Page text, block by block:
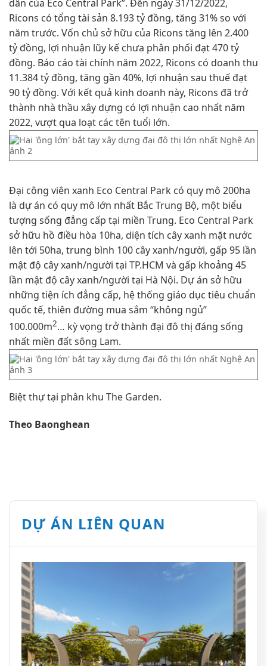
dân của Eco Central Park”. Đến ngày 31/12/2022,
Ricons có tổng tài sản 8.193 tỷ đồng, tăng 31% so với
năm trước. Vốn chủ sở hữu của Ricons tăng lên 2.400
tỷ đồng, lợi nhuận lũy kế chưa phân phối đạt 470 tỷ
đồng. Báo cáo tài chính năm 2022, Ricons có doanh thu
11.384 tỷ đồng, tăng gần 40%, lợi nhuận sau thuế đạt
90 tỷ đồng. Với kết quả kinh doanh này, Ricons đã trở
thành nhà thầu xây dựng có lợi nhuận cao nhất năm
2022, vượt qua loạt các tên tuổi lớn.
Đại công viên xanh Eco Central Park có quy mô 200ha
là dự án có quy mô lớn nhất Bắc Trung Bộ, một biểu
tượng sống đẳng cấp tại miền Trung. Eco Central Park
sở hữu hồ điều hòa 10ha, diện tích cây xanh mặt nước
lên tới 50ha, trung bình 100 cây xanh/người, gấp 95 lần
mật độ cây xanh/người tại TP.HCM và gấp khoảng 45
lần mật độ cây xanh/người tại Hà Nội. Dự án sở hữu
những tiện ích đẳng cấp, hệ thống giáo dục tiêu chuẩn
quốc tế, thiên đường mua sắm “không ngủ”
100.000m2… kỳ vọng trở thành đại đô thị đáng sống
nhất miền đất sông Lam.
Biệt thự tại phân khu The Garden.
Theo Baonghean
DỰ ÁN LIÊN QUAN